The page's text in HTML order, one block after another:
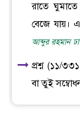
রাতে
বেজে যায়।
আব্দুর রহমান
প্রশ্ন (১১/
বা তুই